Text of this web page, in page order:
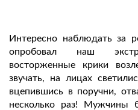
Интересно наблюдать за
опробовал наш
восторженные крики
звучать, на лицах
вцепившись в поручни,
несколько раз! Мужчины